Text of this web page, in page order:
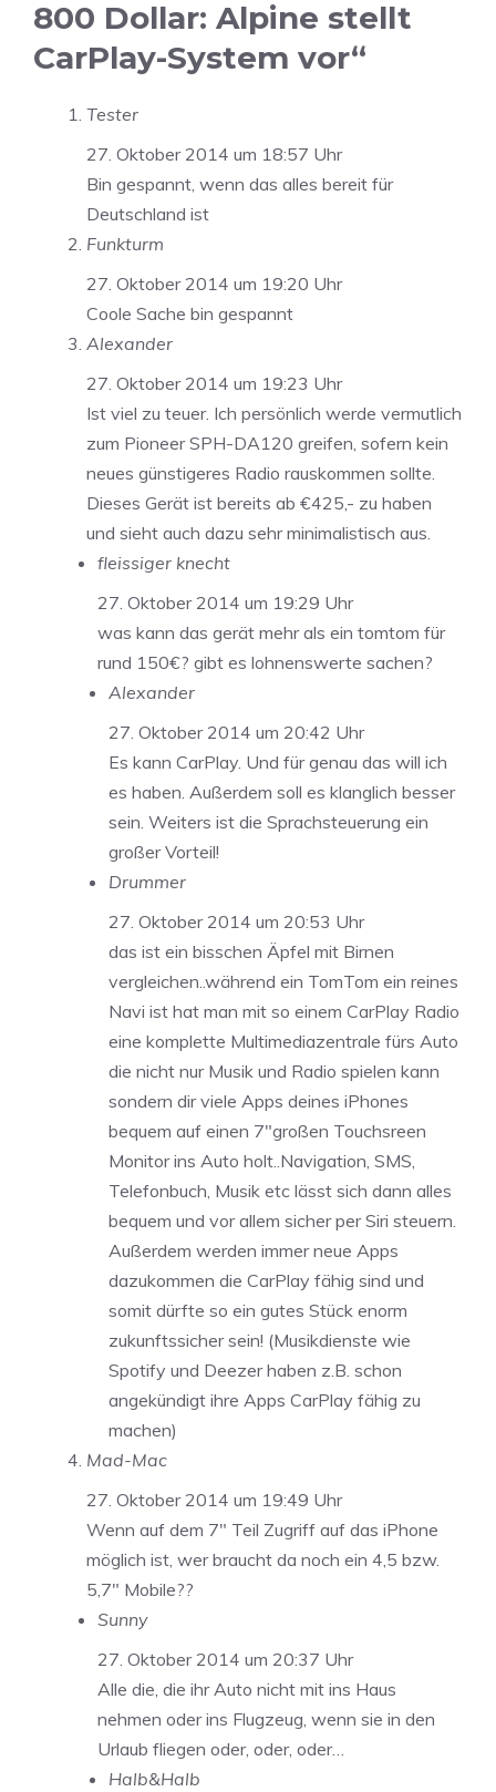
800 Dollar: Alpine stellt
CarPlay-System vor“
Tester
27. Oktober 2014 um 18:57 Uhr
Bin gespannt, wenn das alles bereit für
Deutschland ist
Funkturm
27. Oktober 2014 um 19:20 Uhr
Coole Sache bin gespannt
Alexander
27. Oktober 2014 um 19:23 Uhr
Ist viel zu teuer. Ich persönlich werde vermutlich
zum Pioneer SPH-DA120 greifen, sofern kein
neues günstigeres Radio rauskommen sollte.
Dieses Gerät ist bereits ab €425,- zu haben
und sieht auch dazu sehr minimalistisch aus.
fleissiger knecht
27. Oktober 2014 um 19:29 Uhr
was kann das gerät mehr als ein tomtom für
rund 150€? gibt es lohnenswerte sachen?
Alexander
27. Oktober 2014 um 20:42 Uhr
Es kann CarPlay. Und für genau das will ich
es haben. Außerdem soll es klanglich besser
sein. Weiters ist die Sprachsteuerung ein
großer Vorteil!
Drummer
27. Oktober 2014 um 20:53 Uhr
das ist ein bisschen Äpfel mit Birnen
vergleichen..während ein TomTom ein reines
Navi ist hat man mit so einem CarPlay Radio
eine komplette Multimediazentrale fürs Auto
die nicht nur Musik und Radio spielen kann
sondern dir viele Apps deines iPhones
bequem auf einen 7″großen Touchsreen
Monitor ins Auto holt..Navigation, SMS,
Telefonbuch, Musik etc lässt sich dann alles
bequem und vor allem sicher per Siri steuern.
Außerdem werden immer neue Apps
dazukommen die CarPlay fähig sind und
somit dürfte so ein gutes Stück enorm
zukunftssicher sein! (Musikdienste wie
Spotify und Deezer haben z.B. schon
angekündigt ihre Apps CarPlay fähig zu
machen)
Mad-Mac
27. Oktober 2014 um 19:49 Uhr
Wenn auf dem 7″ Teil Zugriff auf das iPhone
möglich ist, wer braucht da noch ein 4,5 bzw.
5,7″ Mobile??
Sunny
27. Oktober 2014 um 20:37 Uhr
Alle die, die ihr Auto nicht mit ins Haus
nehmen oder ins Flugzeug, wenn sie in den
Urlaub fliegen oder, oder, oder…
Halb&Halb